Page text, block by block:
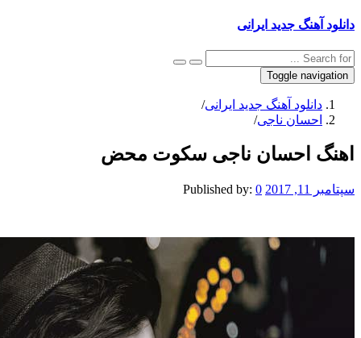
جدید ایرانی
Toggle
آهنگ جدید ایرانی/
ناجی/
احسان ناجی سکوت محض
Published by: 0